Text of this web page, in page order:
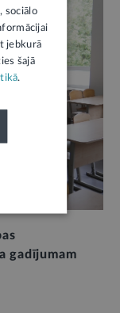
gadījumam
sociālo
jebkurā
šajā
.